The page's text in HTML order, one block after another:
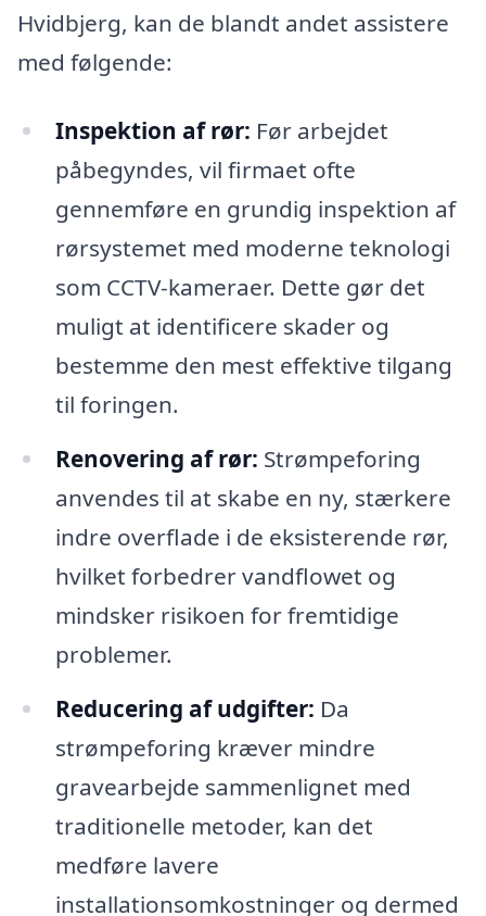
Hvidbjerg, kan de blandt andet assistere
med følgende:
Inspektion af rør: Før arbejdet
påbegyndes, vil firmaet ofte
gennemføre en grundig inspektion af
rørsystemet med moderne teknologi
som CCTV-kameraer. Dette gør det
muligt at identificere skader og
bestemme den mest effektive tilgang
til foringen.
Renovering af rør: Strømpeforing
anvendes til at skabe en ny, stærkere
indre overflade i de eksisterende rør,
hvilket forbedrer vandflowet og
mindsker risikoen for fremtidige
problemer.
Reducering af udgifter: Da
strømpeforing kræver mindre
gravearbejde sammenlignet med
traditionelle metoder, kan det
medføre lavere
installationsomkostninger og dermed